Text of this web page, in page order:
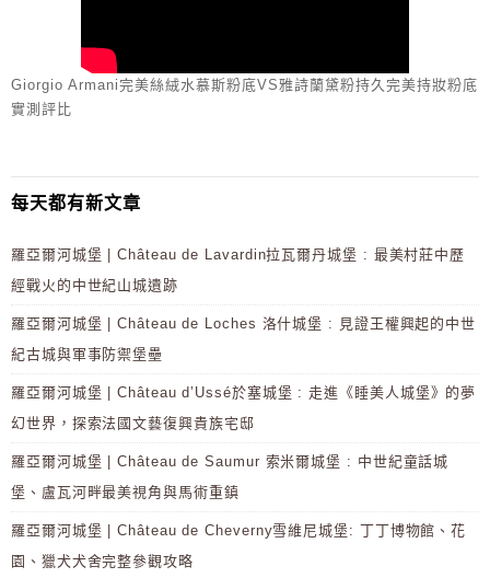
Giorgio Armani完美絲絨水慕斯粉底VS雅詩蘭黛粉持久完美持妝粉底
實測評比
每天都有新文章
羅亞爾河城堡 | Château de Lavardin拉瓦爾丹城堡 : 最美村莊中歷
經戰火的中世紀山城遺跡
羅亞爾河城堡 | Château de Loches 洛什城堡 : 見證王權興起的中世
紀古城與軍事防禦堡壘
羅亞爾河城堡 | Château d’Ussé於塞城堡 : 走進《睡美人城堡》的夢
幻世界，探索法國文藝復興貴族宅邸
羅亞爾河城堡 | Château de Saumur 索米爾城堡 : 中世紀童話城
堡、盧瓦河畔最美視角與馬術重鎮
羅亞爾河城堡 | Château de Cheverny雪維尼城堡: 丁丁博物館、花
園、獵犬犬舍完整參觀攻略